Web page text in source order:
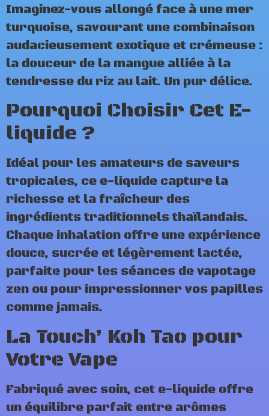
Imaginez-vous allongé face à une mer
turquoise, savourant une combinaison
audacieusement exotique et crémeuse :
la douceur de la mangue alliée à la
tendresse du riz au lait. Un pur délice.
Pourquoi Choisir Cet E-
liquide ?
Idéal pour les amateurs de saveurs
tropicales, ce e-liquide capture la
richesse et la fraîcheur des
ingrédients traditionnels thaïlandais.
Chaque inhalation offre une expérience
douce, sucrée et légèrement lactée,
parfaite pour les séances de vapotage
zen ou pour impressionner vos papilles
comme jamais.
La Touch’ Koh Tao pour
Votre Vape
Fabriqué avec soin, cet e-liquide offre
un équilibre parfait entre arômes